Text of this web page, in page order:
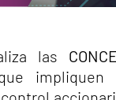
las